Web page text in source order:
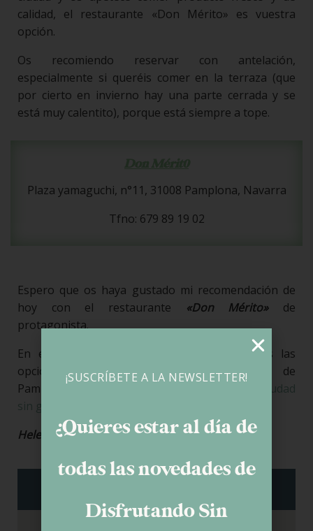
calidad, el restaurante «Don Mérito» es vuestra
opción.
Os recomiendo reservar con antelación,
especialmente si queréis comer en la terraza (que
por cierto en invierno hay una parte cerrada y se
está muy calentito), porque está siempre a tope.
Plaza yamaguchi, n°11, 31008 Pamplona, Navarra
Tfno: 679 89 19 02
Espero que os haya gustado mi recomendación de
hoy con el restaurante
«Don Mérito»de
protagonista.
En el mapa que os dejo abajo están todas las
opciones sin gluten que voy conociendo de
Pamplona y en éste post,
donde tapear en mi ciudad
sin gluten
Helena
¡SUSCRÍBETE A LA NEWSLETTER!
¿Quieres estar al día de
todas las novedades de
Disfrutando Sin